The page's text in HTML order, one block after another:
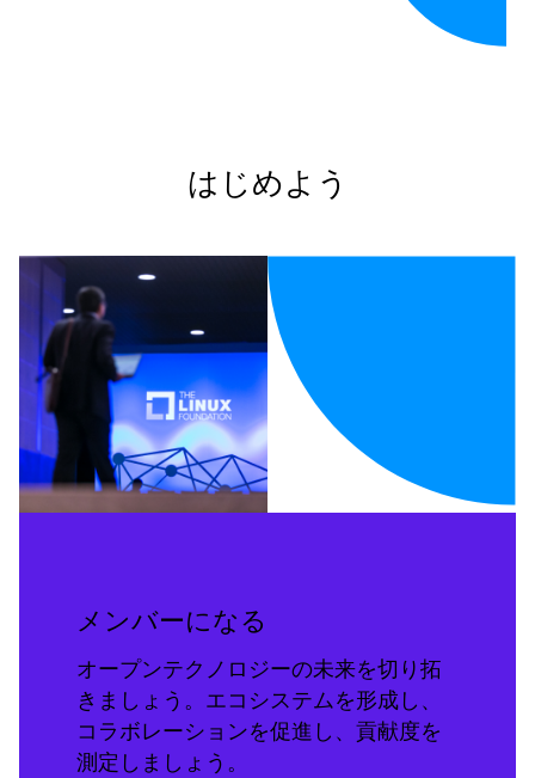
はじめよう
メンバーになる
オープンテクノロジーの未来を切り拓
きましょう。エコシステムを形成し、
コラボレーションを促進し、貢献度を
測定しましょう。